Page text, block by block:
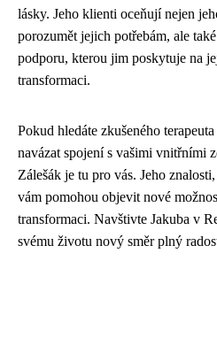
lásky. Jeho klienti oceňují nejen
porozumět jejich potřebám, ale
podporu, kterou jim poskytuje na
transformaci.
Pokud hledáte zkušeného
navázat spojení s vašimi vnitřními
Zálešák je tu pro vás. Jeho
vám pomohou objevit nové
transformaci. Navštivte Jakuba v
svému životu nový směr plný